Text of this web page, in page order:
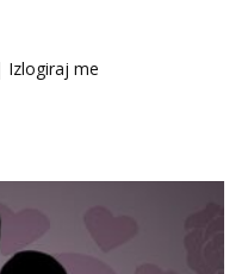
Izlogiraj me